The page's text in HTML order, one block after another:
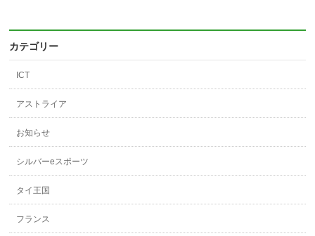
カテゴリー
ICT
アストライア
お知らせ
シルバーeスポーツ
タイ王国
フランス